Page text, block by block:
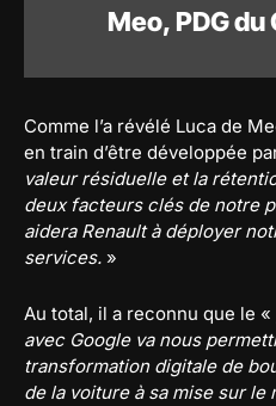
Meo, PDG
Comme l’a révélé Luca de
en train d’être développée
valeur résiduelle et la
deux facteurs clés de notre
aidera Renault à déployer
services. »
Au total, il a reconnu que le «
avec Google va nous
transformation digitale de
de la voiture à sa mise sur le